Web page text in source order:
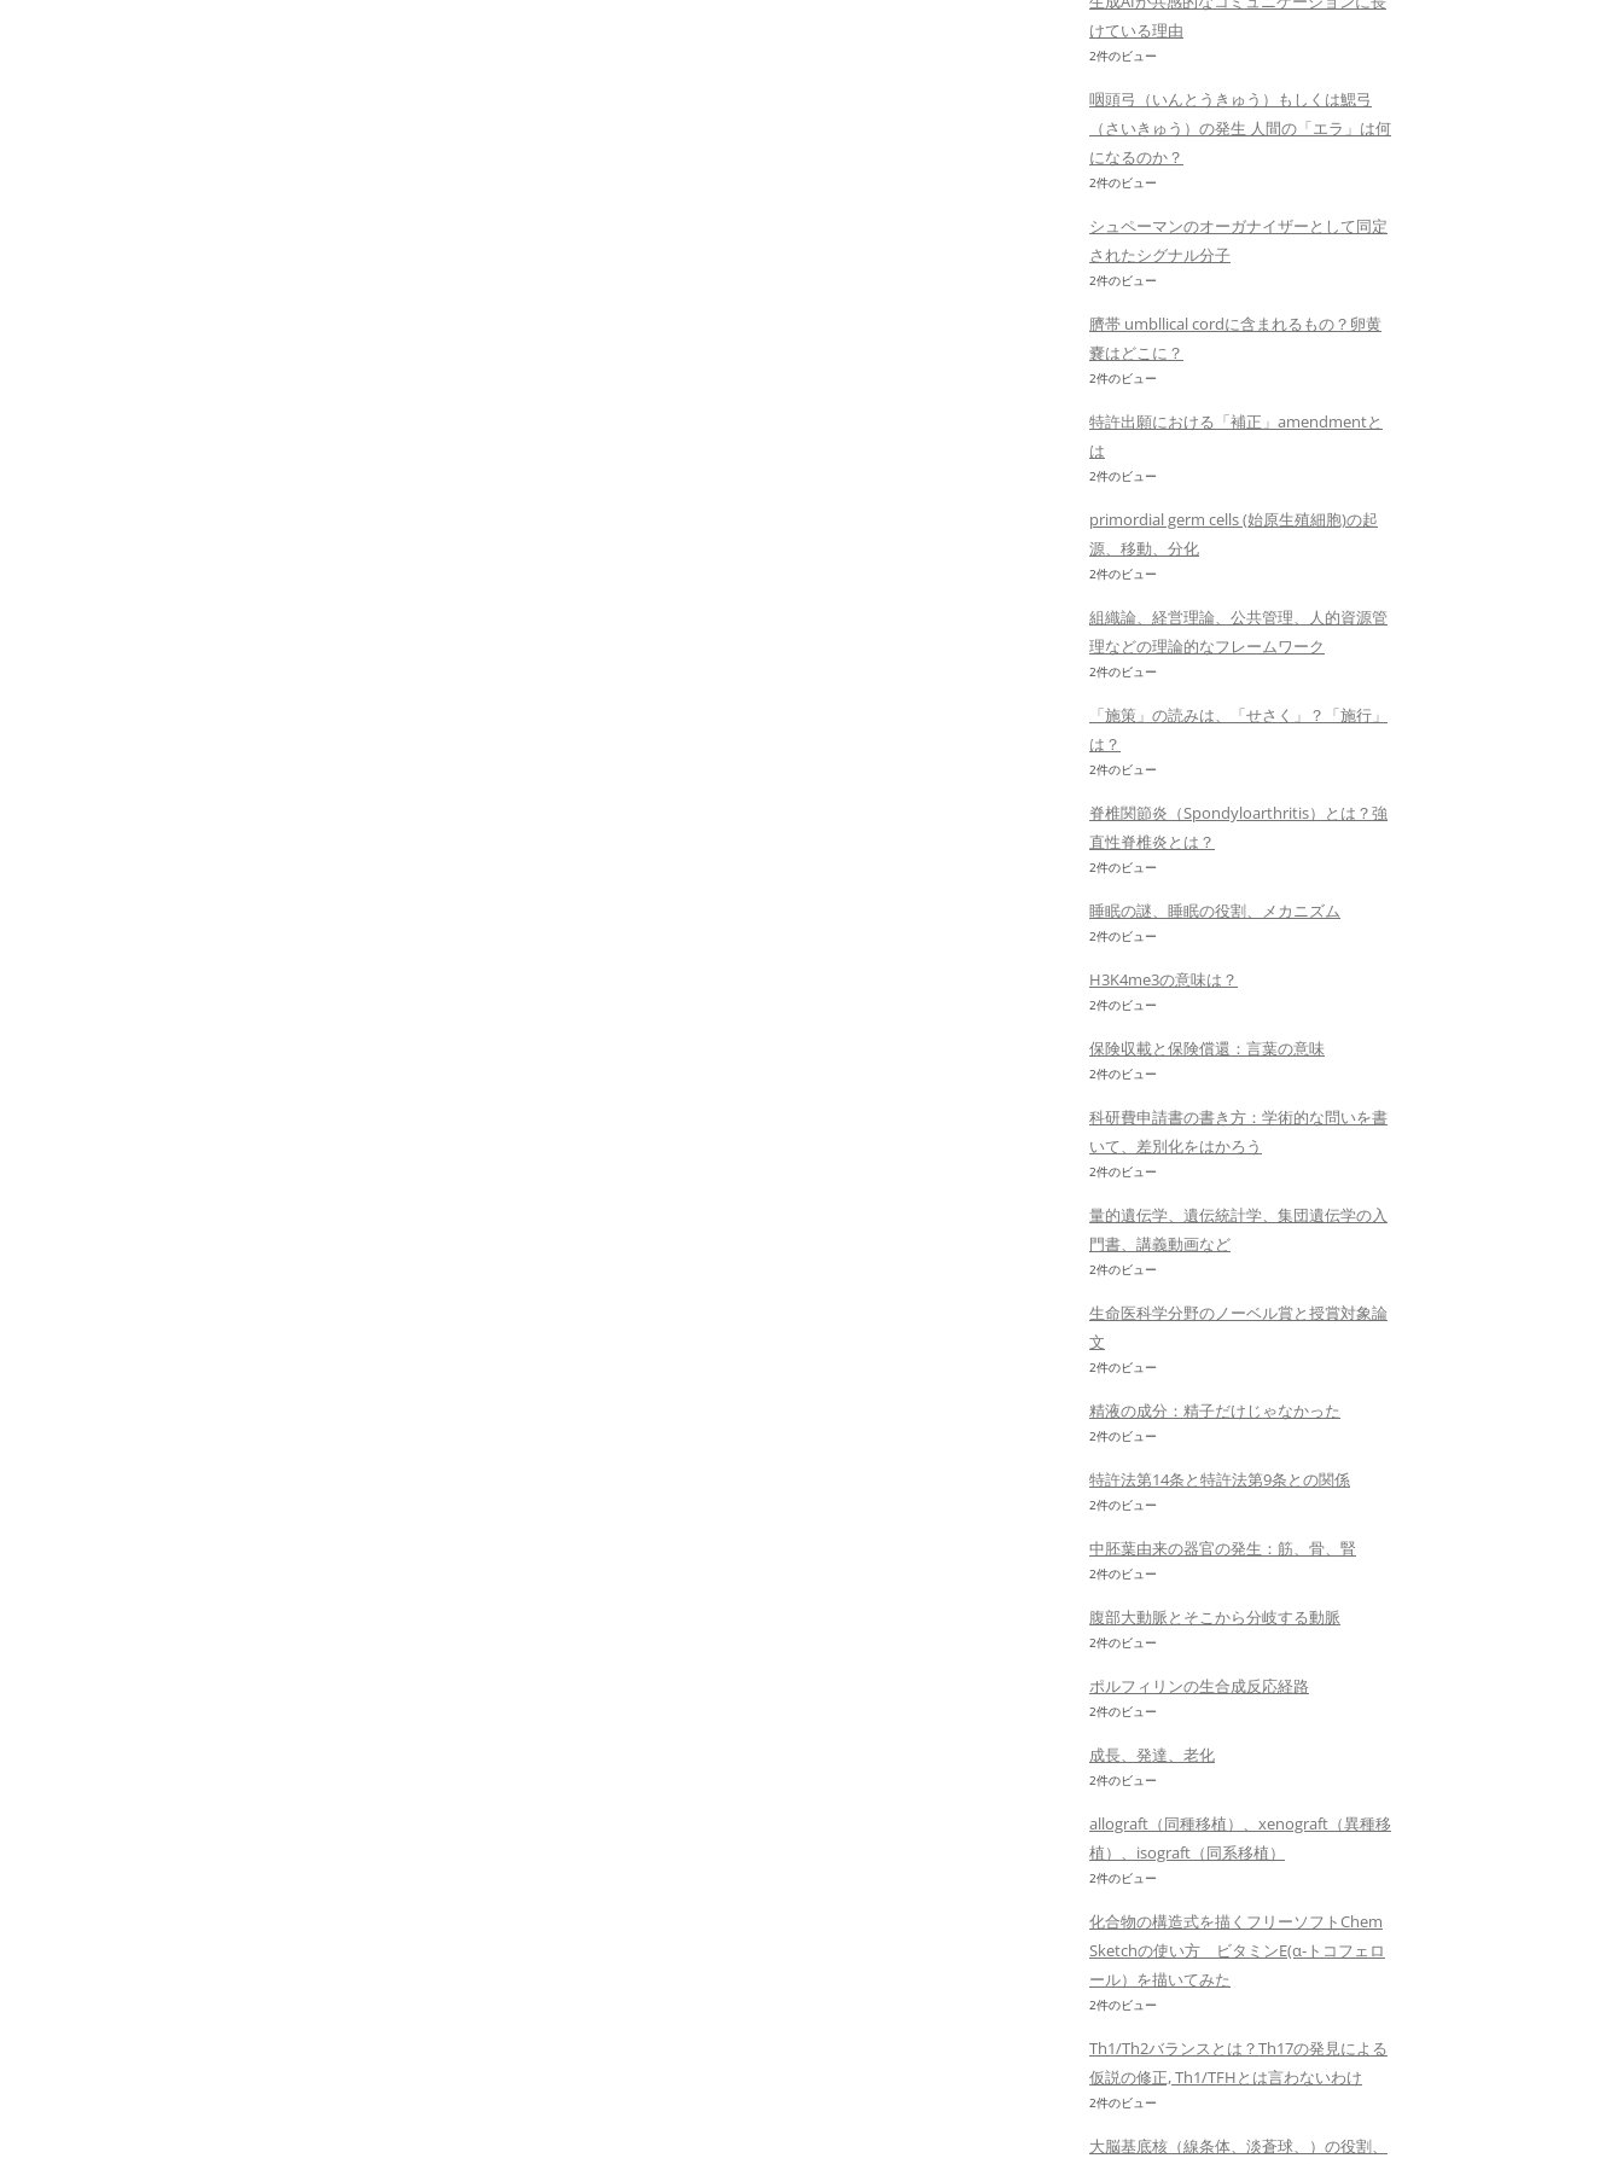
けている理由
2件のビュー
咽頭弓（いんとうきゅう）もしくは鰓弓
（さいきゅう）の発生 人間の「エラ」は何
になるのか？
2件のビュー
シュペーマンのオーガナイザーとして同定
されたシグナル分子
2件のビュー
臍帯 umbllical cordに含まれるもの？卵黄
嚢はどこに？
2件のビュー
特許出願における「補正」amendmentと
は
2件のビュー
primordial germ cells (始原生殖細胞)の起
源、移動、分化
2件のビュー
組織論、経営理論、公共管理、人的資源管
理などの理論的なフレームワーク
2件のビュー
「施策」の読みは、「せさく」？「施行」
は？
2件のビュー
脊椎関節炎（Spondyloarthritis）とは？強
直性脊椎炎とは？
2件のビュー
睡眠の謎、睡眠の役割、メカニズム
2件のビュー
H3K4me3の意味は？
2件のビュー
保険収載と保険償還：言葉の意味
2件のビュー
科研費申請書の書き方：学術的な問いを書
いて、差別化をはかろう
2件のビュー
量的遺伝学、遺伝統計学、集団遺伝学の入
門書、講義動画など
2件のビュー
生命医科学分野のノーベル賞と授賞対象論
文
2件のビュー
精液の成分：精子だけじゃなかった
2件のビュー
特許法第14条と特許法第9条との関係
2件のビュー
中胚葉由来の器官の発生：筋、骨、腎
2件のビュー
腹部大動脈とそこから分岐する動脈
2件のビュー
ポルフィリンの生合成反応経路
2件のビュー
成長、発達、老化
2件のビュー
allograft（同種移植）、xenograft（異種移
植）、isograft（同系移植）
2件のビュー
化合物の構造式を描くフリーソフトChem
Sketchの使い方 ビタミンE(α-トコフェロ
ール）を描いてみた
2件のビュー
Th1/Th2バランスとは？Th17の発見による
仮説の修正, Th1/TFHとは言わないわけ
2件のビュー
大脳基底核（線条体、淡蒼球、）の役割、